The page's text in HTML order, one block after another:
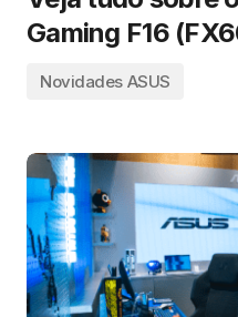
Gaming F16
Novidades ASUS